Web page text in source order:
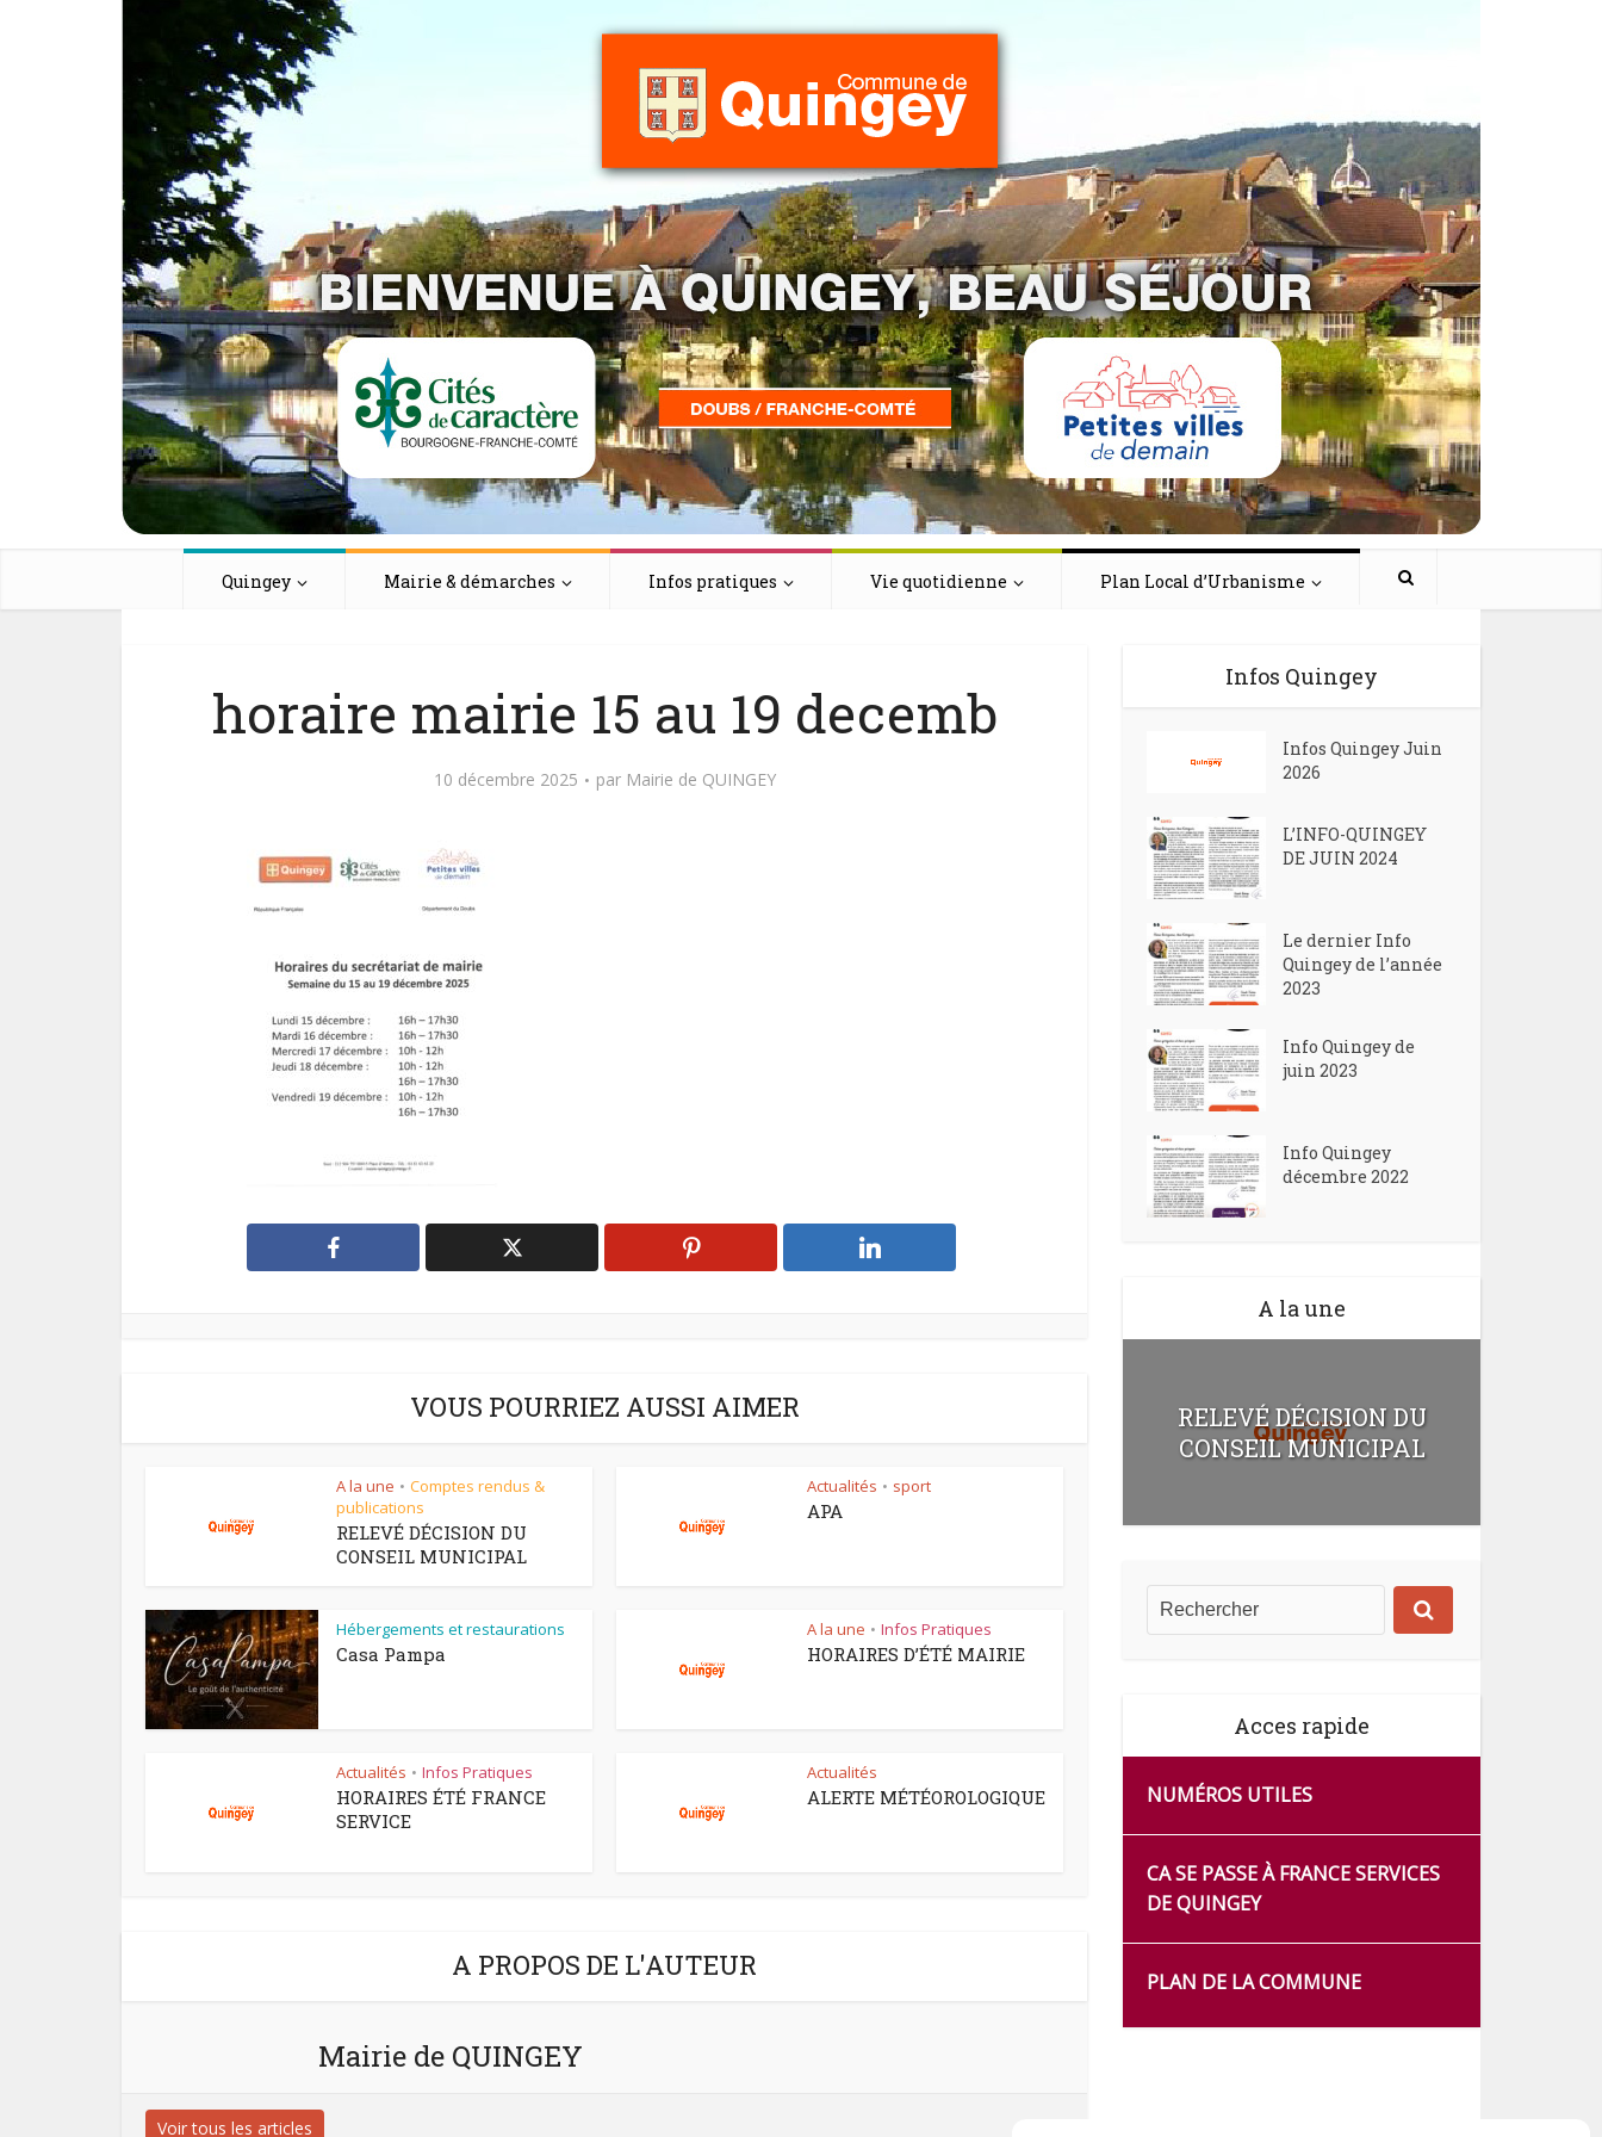
Quingey Mairie & démarches Infos pratiques Vie quotidienne Plan Local d’Urbanisme
horaire mairie 15 au 19 decemb
10 décembre 2025 par Mairie de QUINGEY
VOUS POURRIEZ AUSSI AIMER
A la une • Comptes rendus &
publications
RELEVÉ DÉCISION DU
CONSEIL MUNICIPAL
Actualités • sport
APA
Hébergements et restaurations
Casa Pampa
A la une • Infos Pratiques
HORAIRES D’ÉTÉ MAIRIE
Actualités • Infos Pratiques
HORAIRES ÉTÉ FRANCE
SERVICE
Actualités
ALERTE MÉTÉOROLOGIQUE
A PROPOS DE L'AUTEUR
Mairie de QUINGEY
Voir tous les articles
Infos Quingey
Infos Quingey Juin
2026
L’INFO-QUINGEY
DE JUIN 2024
Le dernier Info
Quingey de l’année
2023
Info Quingey de
juin 2023
Info Quingey
décembre 2022
A la une
RELEVÉ DÉCISION DU
CONSEIL MUNICIPAL
Acces rapide
NUMÉROS UTILES
CA SE PASSE À FRANCE SERVICES
DE QUINGEY
PLAN DE LA COMMUNE